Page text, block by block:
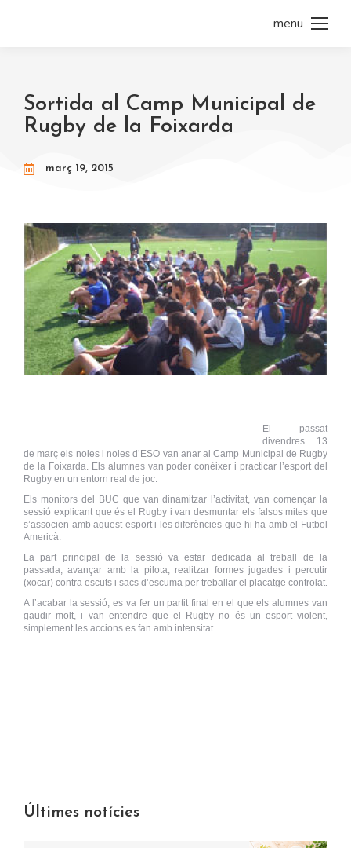
menu
Sortida al Camp Municipal de
Rugby de la Foixarda
març 19, 2015
El passat
divendres 13
de març els noies i noies d’ESO van anar al Camp Municipal de Rugby
de la Foixarda. Els alumnes van poder conèixer i practicar l’esport del
Rugby en un entorn real de joc.
Els monitors del BUC que van dinamitzar l’activitat, van començar la
sessió explicant que és el Rugby i van desmuntar els falsos mites que
s’associen amb aquest esport i les diferències que hi ha amb el Futbol
Americà.
La part principal de la sessió va estar dedicada al treball de la
passada, avançar amb la pilota, realitzar formes jugades i percutir
(xocar) contra escuts i sacs d’escuma per treballar el placatge controlat.
A l’acabar la sessió, es va fer un partit final en el que els alumnes van
gaudir molt, i van entendre que el Rugby no és un esport violent,
simplement les accions es fan amb intensitat.
Últimes notícies